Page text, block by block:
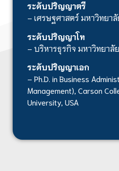
ระดับปริญญาตรี
– เศรษฐศาสตร์ มหาวิทยา
ระดับปริญญาโท
– บริหารธุรกิจ มหาวิทยาลั
ระดับปริญญาเอก
– Ph.D. in Business
Management), Carson
University, USA